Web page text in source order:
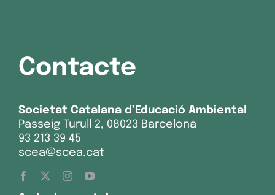
Contacte
Societat Catalana d’Educació Ambiental
Passeig Turull 2, 08023 Barcelona
93 213 39 45
scea@scea.cat